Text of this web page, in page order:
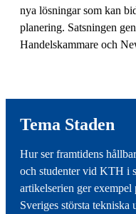
nya lösningar som kan
planering. Satsningen
Handelskammare och
Tema Staden
Hur ser framtidens
och studenter vid KTH i
artikelserien ger
Sveriges största